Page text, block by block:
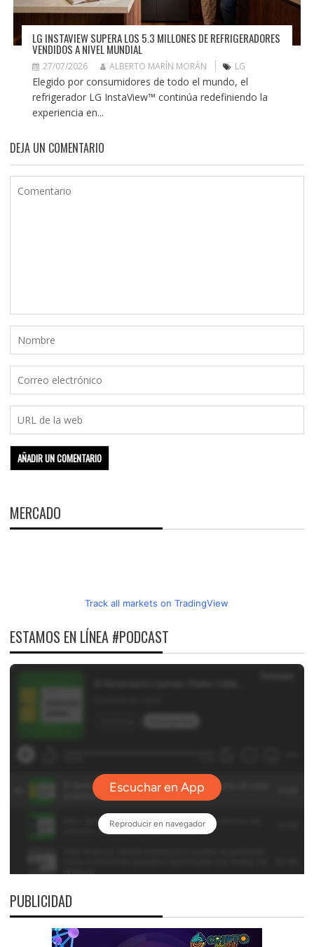
LG INSTAVIEW SUPERA LOS 5.3 MILLONES DE REFRIGERADORES
VENDIDOS A NIVEL MUNDIAL
27/07/2026 ALBERTO MARÍN MORÁN LG
Elegido por consumidores de todo el mundo, el
refrigerador LG InstaView™ continúa redefiniendo la
experiencia en...
DEJA UN COMENTARIO
MERCADO
Track all markets on TradingView
ESTAMOS EN LÍNEA #PODCAST
PUBLICIDAD